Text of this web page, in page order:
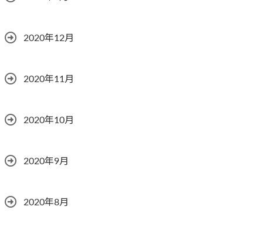
2020年12月
2020年11月
2020年10月
2020年9月
2020年8月